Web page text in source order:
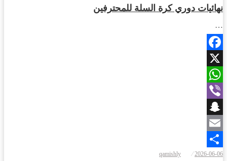
نهائيات دوري كرة السلة للمحترفين
…
Facebook
X
WhatsApp
Viber
Snapchat
Email
Share
في
2026-06-06
qamishly